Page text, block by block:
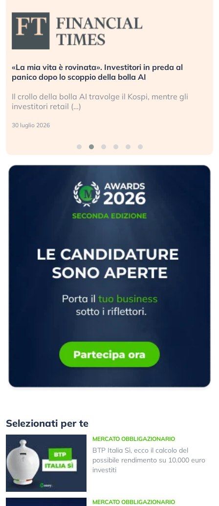
«La mia vita è rovinata». Investitori in preda al
panico dopo lo scoppio della bolla AI
Il crollo della bolla AI travolge il Kospi, mentre gli
investitori retail (…)
30 luglio 2026
Selezionati per te
MERCATO OBBLIGAZIONARIO
BTP Italia Sì, ecco il calcolo del
possibile rendimento su 10.000 euro
investiti
MERCATO OBBLIGAZIONARIO